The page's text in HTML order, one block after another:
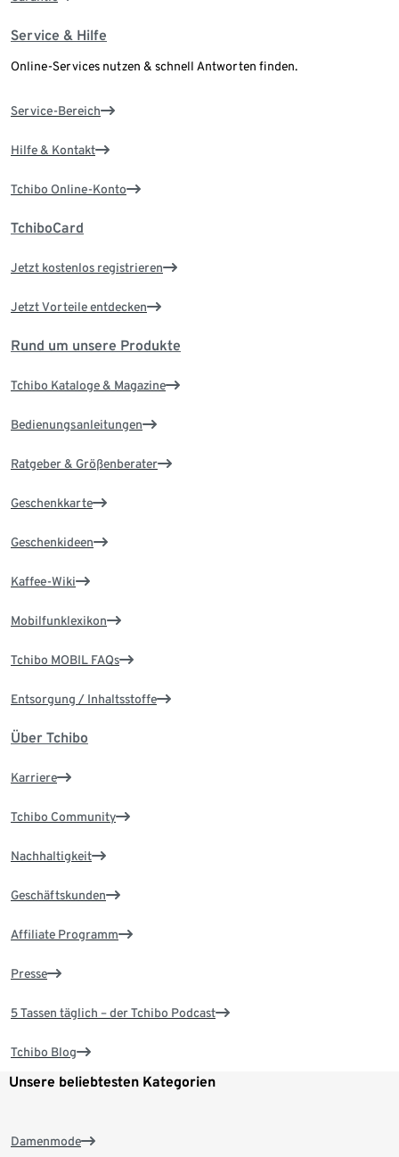
Service & Hilfe
Online-Services nutzen & schnell Antworten finden.
Service-Bereich
Hilfe & Kontakt
Tchibo Online-Konto
TchiboCard
Jetzt kostenlos registrieren
Jetzt Vorteile entdecken
Rund um unsere Produkte
Tchibo Kataloge & Magazine
Bedienungsanleitungen
Ratgeber & Größenberater
Geschenkkarte
Geschenkideen
Kaffee-Wiki
Mobilfunklexikon
Tchibo MOBIL FAQs
Entsorgung / Inhaltsstoffe
Über Tchibo
Karriere
Tchibo Community
Nachhaltigkeit
Geschäftskunden
Affiliate Programm
Presse
5 Tassen täglich – der Tchibo Podcast
Tchibo Blog
Unsere beliebtesten Kategorien
Damenmode